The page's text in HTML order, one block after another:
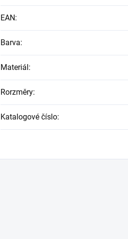
EAN:
Barva:
Materiál:
Rorzměry:
Katalogové číslo: